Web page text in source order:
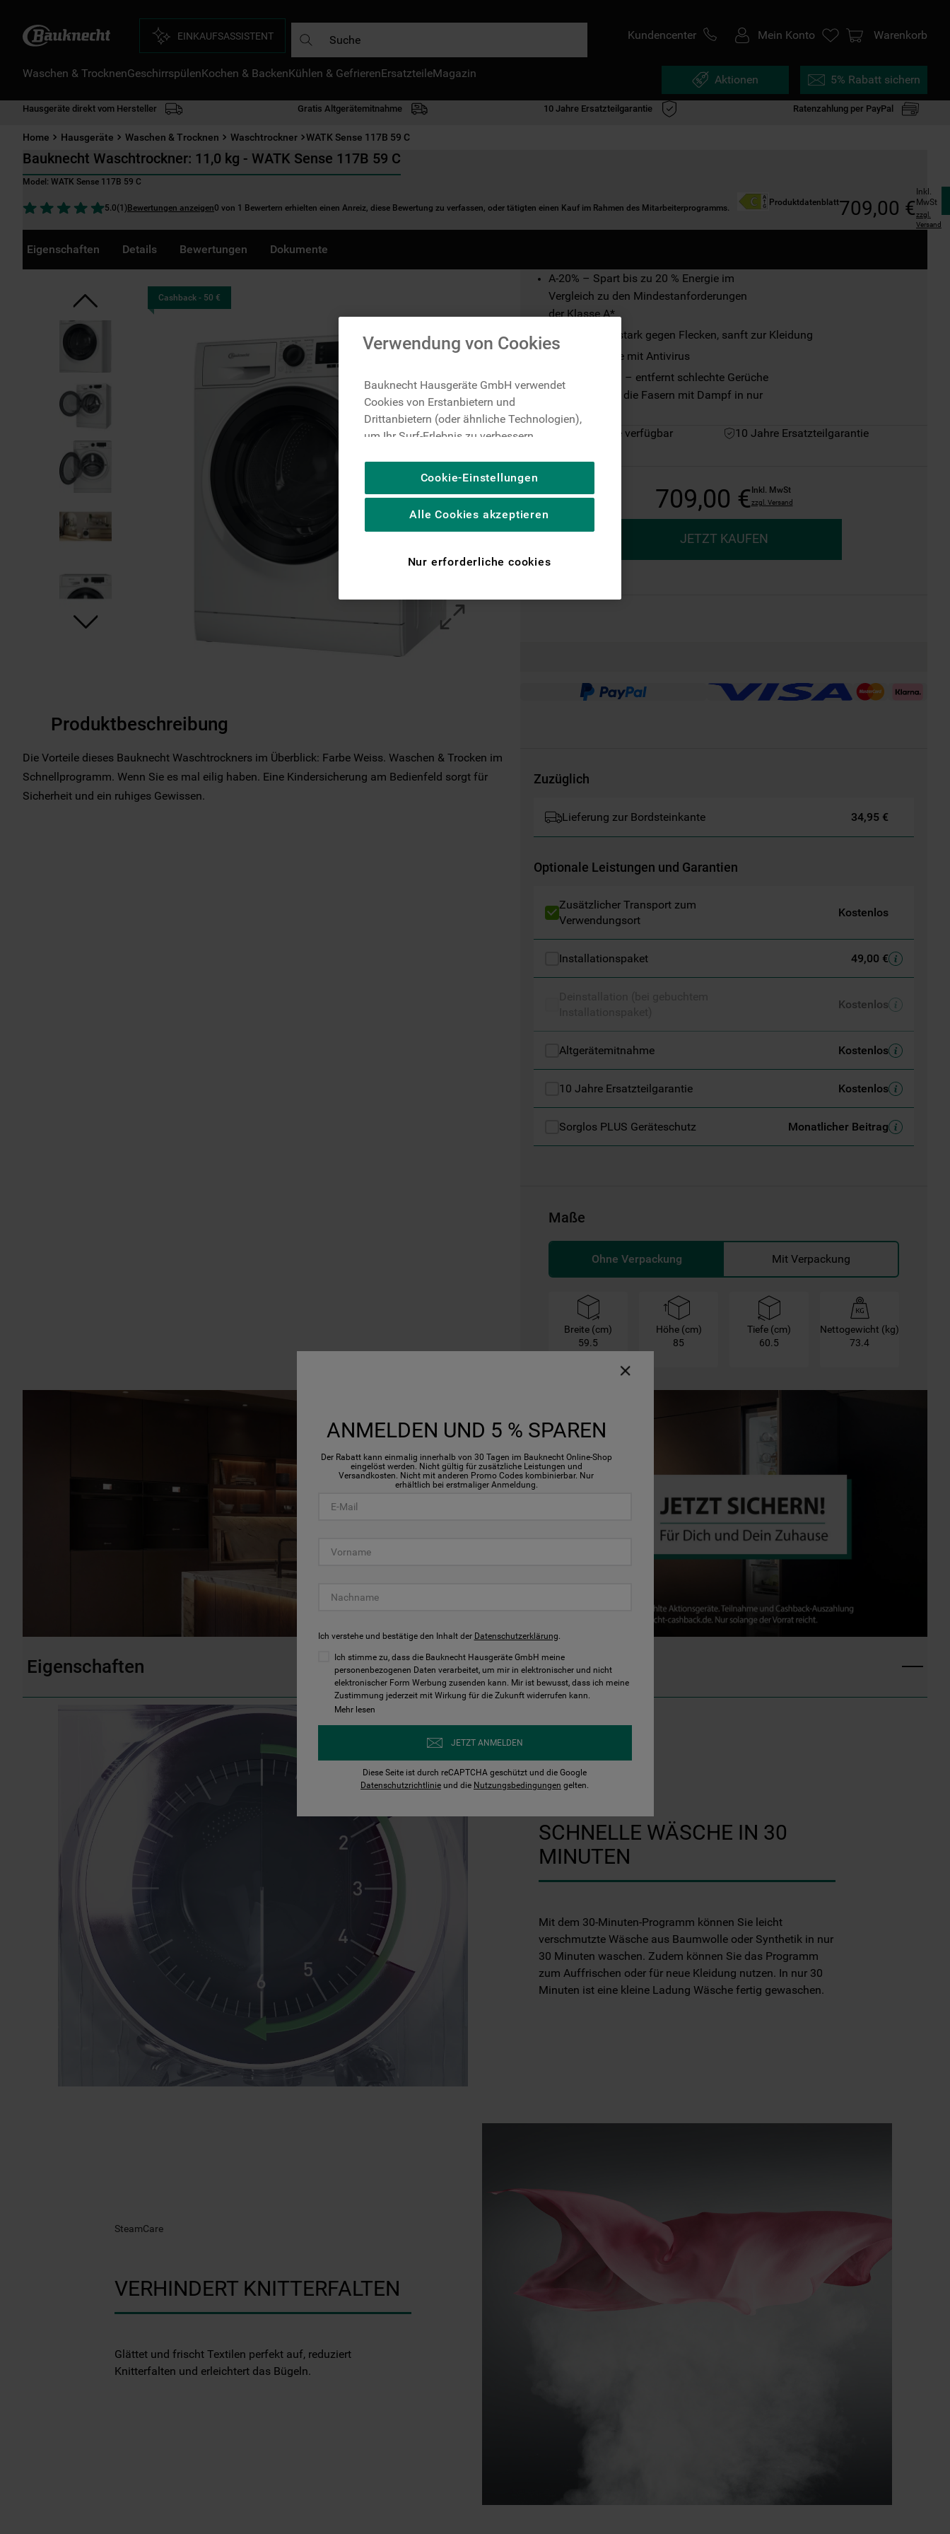
EINKAUFSASSISTENT Kundencenter Mein Konto Warenkorb
Waschen & TrocknenGeschirrspülenKochen & BackenKühlen & GefrierenErsatzteileMagazin Aktionen 5% Rabatt sichern
Hausgeräte direkt vom Hersteller Gratis Altgerätemitnahme 10 Jahre Ersatzteilgarantie Ratenzahlung per PayPal
Home Hausgeräte Waschen & Trocknen Waschtrockner WATK Sense 117B 59 C
Bauknecht Waschtrockner: 11,0 kg - WATK Sense 117B 59 C
Model: WATK Sense 117B 59 C
5.0(1 )Bewertungen anzeigen0 von 1 Bewertern erhielten einen Anreiz, diese Bewertung zu verfassen, oder tätigten einen Kauf im Rahmen des Mitarbeiterprogramms.
Produktdatenblatt709,00 €
Inkl.
MwSt
zzgl.
Versand
Eigenschaften Details Bewertungen Dokumente
Cashback - 50 €
Produktbeschreibung
Die Vorteile dieses Bauknecht Waschtrockners im Überblick: Farbe Weiss. Waschen & Trocken im
Schnellprogramm. Wenn Sie es mal eilig haben. Eine Kindersicherung am Bedienfeld sorgt für
Sicherheit und ein ruhiges Gewissen.
A-20% – Spart bis zu 20 % Energie im
Vergleich zu den Mindestanforderungen
der Klasse A*
Active Care – stark gegen Flecken, sanft zur Kleidung
Steam Hygiene mit Antivirus
Steam Refresh – entfernt schlechte Gerüche
und entspannt die Fasern mit Dampf in nur
20 Minuten
Nur noch wenige verfügbar
10 Jahre Ersatzteilgarantie
709,00 €Inkl. MwSt
zzgl. Versand
JETZT KAUFEN
Zuzüglich
Lieferung zur Bordsteinkante 34,95 €
Optionale Leistungen und Garantien
Zusätzlicher Transport zum
Verwendungsort
Kostenlos
Installationspaket 49,00 €
Kostenlos
Altgerätemitnahme Kostenlos
10 Jahre Ersatzteilgarantie Kostenlos
Sorglos PLUS Geräteschutz Monatlicher Beitrag
Maße
Ohne Verpackung Mit Verpackung
Breite (cm)
59.5
Höhe (cm)
85
Tiefe (cm)
60.5
Nettogewicht (kg)
73.4
Eigenschaften
30 Minuten Programm
SCHNELLE WÄSCHE IN 30
MINUTEN
Mit dem 30-Minuten-Programm können Sie leicht
verschmutzte Wäsche aus Baumwolle oder Synthetik in nur
30 Minuten waschen. Zudem können Sie das Programm
zum Auffrischen oder für neue Kleidung nutzen. In nur 30
Minuten ist eine kleine Ladung Wäsche fertig gewaschen.
SteamCare
VERHINDERT KNITTERFALTEN
Glättet und frischt Textilen perfekt auf, reduziert
Knitterfalten und erleichtert das Bügeln.
Verwendung von Cookies
Bauknecht Hausgeräte GmbH verwendet
Cookies von Erstanbietern und
Drittanbietern (oder ähnliche Technologien),
um Ihr Surf-Erlebnis zu verbessern
Publikum zu messen (Leistungs-Cookies),
um die redaktionellen Inhalte der Website
basierend auf Ihrer Nutzung der Website zu
personalisieren, die Funktionalität der
spezifische Funktionen anzubieten
Werbung basierend auf Ihren
Gewohnheiten, Interaktionen mit unseren
(einschließlich über Drittanbieter und auf
https://business.safety.google/privacy/
(Profiling- und Marketing-Cookies).
Cookies akzeptieren" klicken, stimmen Sie
Drittanbieter für solche Zwecke zu. Wenn
klicken Sie auf die Schaltfläche "Cookie
Einstellungen". Um unsere Cookie-Richtlinie
erforderliche Cookies" klicken, werden
https://www.bauknecht.de/seiten/nutzung-
Cookie-Einstellungen
Nur erforderliche cookies
Alle Cookies akzeptieren
DIE HÄUFIGSTEN SUCHANFRAGEN
3. kühlgefrierkombination
8. mikrowelle
gefriertruhe
ANMELDEN UND 5 % SPAREN
Der Rabatt kann einmalig innerhalb von 30 Tagen im Bauknecht Online-Shop
eingelöst werden. Nicht gültig für zusätzliche Leistungen und
Versandkosten. Nicht mit anderen Promo Codes kombinierbar. Nur
erhältlich bei erstmaliger Anmeldung.
Ich verstehe und bestätige den Inhalt der Datenschutzerklärung.
Ich stimme zu, dass die Bauknecht Hausgeräte GmbH meine
personenbezogenen Daten verarbeitet, um mir in elektronischer und nicht
elektronischer Form Werbung zusenden kann. Mir ist bewusst, dass ich meine
Zustimmung jederzeit mit Wirkung für die Zukunft widerrufen kann.
Mehr lesen
JETZT ANMELDEN
Diese Seite ist durch reCAPTCHA geschützt und die Google
Datenschutzrichtlinie und die Nutzungsbedingungen gelten.